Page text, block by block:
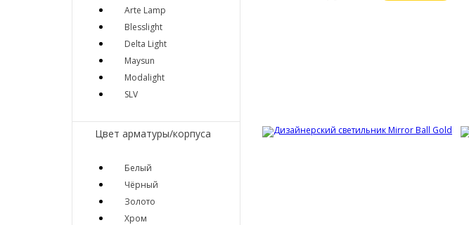
Arte Lamp
Blesslight
Delta Light
Maysun
Modalight
SLV
Цвет арматуры/корпуса
Белый
Чёрный
Золото
Хром